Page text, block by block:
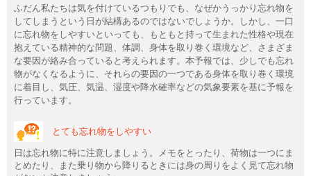
ふだん私たちは気を付けているつもりでも、なぜかうっかり忘れ物を
してしまうという日が結構あるのではないでしょうか。しかし、一口
に忘れ物をしやすいといっても、もともと持って生まれた性格や現在
抱えている精神的な問題、体調、身体を取り巻く環境など、さまざま
な要因が絡み合っていると考えられます。本予報では、少しでも忘れ
物がなくなるように、それらの要因の一つである身体を取り巻く環境
に着目し、気圧、気温、湿度や降水確率などの気象要素を基に予報を
行っています。
とても忘れ物をしやすい
日は忘れ物に特に注意しましょう。メモをとったり、荷物は一つにま
とめたり、また乗り物から降りるときには身の周りをよく見て忘れ物